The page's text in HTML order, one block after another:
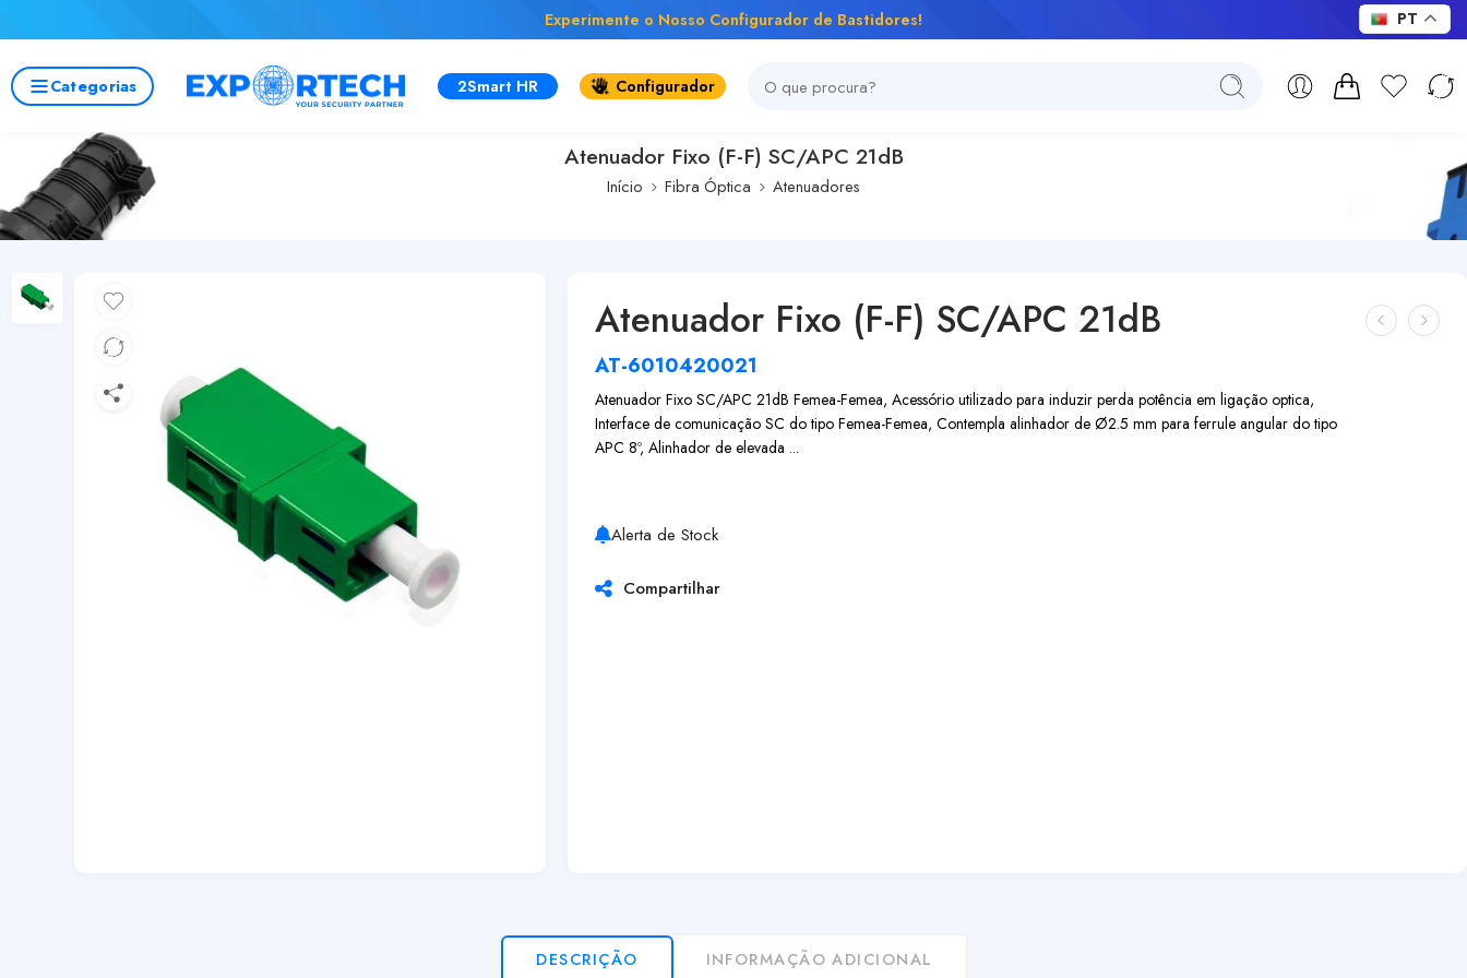
Experimente o Nosso Configurador de Bastidores!
Categorias 2Smart HR Configurador
Atenuador Fixo (F-F) SC/APC 21dB
Início Fibra Óptica Atenuadores
Atenuador Fixo (F-F) SC/APC 21dB
AT-6010420021
Atenuador Fixo SC/APC 21dB Femea-Femea, Acessório utilizado para induzir perda potência em ligação optica,
Interface de comunicação SC do tipo Femea-Femea, Contempla alinhador de Ø2.5 mm para ferrule angular do tipo
APC 8º, Alinhador de elevada ...
Alerta de Stock
Compartilhar
DESCRIÇÃO INFORMAÇÃO ADICIONAL
PT